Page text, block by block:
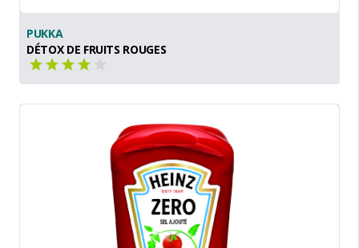
PUKKA
DÉTOX DE FRUITS ROUGES